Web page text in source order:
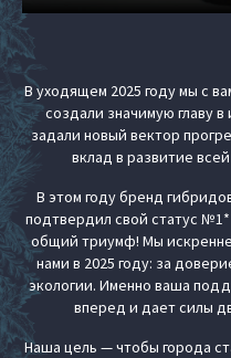
В уходящем 2025 году мы с
создали значимую главу
задали новый вектор
вклад в развитие
В этом году бренд
подтвердил свой статус №1*
общий триумф! Мы искренне
нами в 2025 году: за
экологии. Именно ваша
вперед и дает силы
Наша цель — чтобы города